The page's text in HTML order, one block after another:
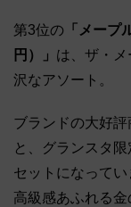
第3位の 「メープ
円）」 は、ザ・
沢なアソート。
ブランドの大好評
と、グランスタ
セットになって
高級感あふれる